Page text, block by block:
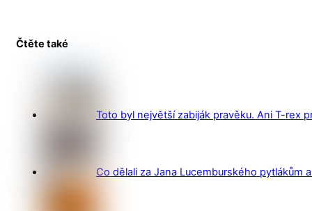
Čtěte také
Toto byl největší zabiják pravěku. Ani T-rex
Co dělali za Jana Lucemburského pytlákům